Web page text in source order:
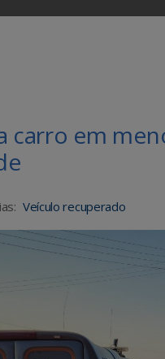
carro em
Veículo recuperado